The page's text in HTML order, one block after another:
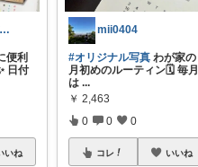
さわら⭐手帳デコと読書好き
便利
日付
いね
mii0404
#オリジナル写真 わが家の
月初めのルーティン🗓️ 毎月
は ...
￥ 2,463
0 0 0
コレ いいね